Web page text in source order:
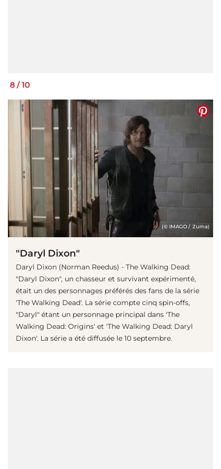
8 / 10
(© IMAGO / Zuma)
"Daryl Dixon"
Daryl Dixon (Norman Reedus) - The Walking Dead:
"Daryl Dixon", un chasseur et survivant expérimenté,
était un des personnages préférés des fans de la série
'The Walking Dead'. La série compte cinq spin-offs,
"Daryl" étant un personnage principal dans 'The
Walking Dead: Origins' et 'The Walking Dead: Daryl
Dixon'. La série a été diffusée le 10 septembre.